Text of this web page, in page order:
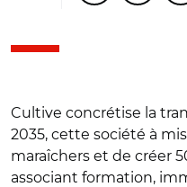
Cultive concrétise la
2035, cette société à
maraîchers et de créer
associant formation,